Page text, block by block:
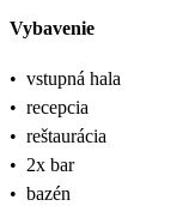
Vybavenie
• vstupná hala
• recepcia
• reštaurácia
• 2x bar
• bazén